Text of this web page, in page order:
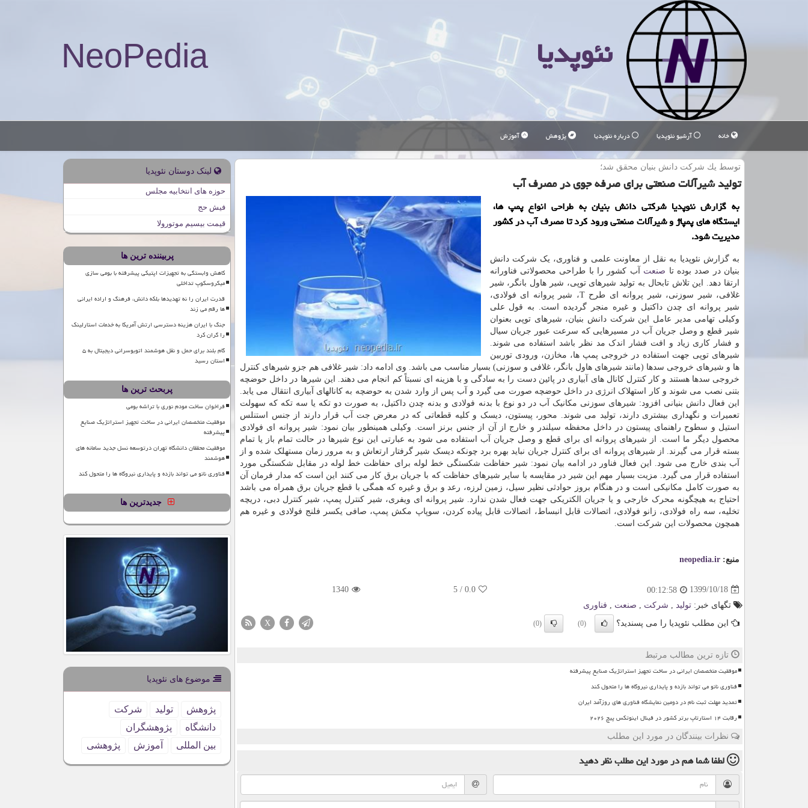
نئوپدیا NeoPedia
خانه آرشیو نئوپدیا درباره نئوپدیا پژوهش آموزش
توسط یك شركت دانش بنیان محقق شد؛
تولید شیرآلات صنعتی برای صرفه جوی در مصرف آب
به گزارش نئوپدیا شرکتی دانش بنیان به طراحی انواع پمپ ها،
ایستگاه های پمپاژ و شیرآلات صنعتی ورود کرد تا مصرف آب در کشور
مدیریت شود.
به گزارش نئوپدیا به نقل از معاونت علمی و فناوری، یک شرکت دانش
بنیان در صدد بوده تا صنعت آب کشور را با طراحی محصولاتی فناورانه
ارتقا دهد. این تلاش تابحال به تولید شیرهای توپی، شیر هاول بانگر، شیر
غلافی، شیر سوزنی، شیر پروانه ای طرح T، شیر پروانه ای فولادی،
شیر پروانه ای چدن داکتیل و غیره منجر گردیده است. به قول علی
وکیلی تهامی مدیر عامل این شرکت دانش بنیان، شیرهای توپی بعنوان
شیر قطع و وصل جریان آب در مسیرهایی که سرعت عبور جریان سیال
و فشار کاری زیاد و افت فشار اندک مد نظر باشد استفاده می شوند.
شیرهای توپی جهت استفاده در خروجی پمپ ها، مخازن، ورودی توربین
ها و شیرهای خروجی سدها (مانند شیرهای هاول بانگر، غلافی و سوزنی) بسیار مناسب می باشد. وی ادامه داد: شیر غلافی هم جزو شیرهای کنترل
خروجی سدها هستند و کار کنترل کانال های آبیاری در پائین دست را به سادگی و با هزینه ای نسبتاً کم انجام می دهند. این شیرها در داخل حوضچه
بتنی نصب می شوند و کار استهلاک انرژی در داخل حوضچه صورت می گیرد و آب پس از وارد شدن به حوضچه به کانالهای آبیاری انتقال می یابد.
این فعال دانش بنیانی افزود: شیرهای سوزنی مکانیک آب در دو نوع با بدنه فولادی و بدنه چدن داکتیل، به صورت دو تکه یا سه تکه که سهولت
تعمیرات و نگهداری بیشتری دارند، تولید می شوند. محور، پیستون، دیسک و کلیه قطعاتی که در معرض جت آب قرار دارند از جنس استنلس
استیل و سطوح راهنمای پیستون در داخل محفظه سیلندر و خارج از آن از جنس برنز است. وکیلی همینطور بیان نمود: شیر پروانه ای فولادی
محصول دیگر ما است. از شیرهای پروانه ای برای قطع و وصل جریان آب استفاده می شود به عبارتی این نوع شیرها در حالت تمام باز یا تمام
بسته قرار می گیرند. از شیرهای پروانه ای برای کنترل جریان نباید بهره برد چونکه دیسک شیر گرفتار ارتعاش و به مرور زمان مستهلک شده و از
آب بندی خارج می شود. این فعال فناور در ادامه بیان نمود: شیر حفاظت شکستگی خط لوله برای حفاظت خط لوله در مقابل شکستگی مورد
استفاده قرار می گیرد. مزیت بسیار مهم این شیر در مقایسه با سایر شیرهای حفاظت که با جریان برق کار می کنند این است که مدار فرمان آن
به صورت کامل مکانیکی است و در هنگام بروز حوادثی نظیر سیل، زمین لرزه، رعد و برق و غیره که همگی با قطع جریان برق همراه می باشد
احتیاج به هیچگونه محرک خارجی و یا جریان الکتریکی جهت فعال شدن ندارد. شیر پروانه ای ویفری، شیر کنترل پمپ، شیر کنترل دبی، دریچه
تخلیه، سه راه فولادی، زانو فولادی، اتصالات قابل انبساط، اتصالات قابل پیاده کردن، سوپاپ مکش پمپ، صافی یکسر فلنج فولادی و غیره هم
همچون محصولات این شرکت است.
منبع: neopedia.ir
1399/10/18
00:12:58
0.0
/
5
1340
تگهای خبر: تولید شركت صنعت
فناوری
این مطلب نئوپدیا را می پسندید؟
(0)
(0)
X
تازه ترین مطالب مرتبط
موفقیت متخصصان ایرانی در ساخت تجهیز استراتژیک صنایع پیشرفته
فناوری نانو می تواند بازده و پایداری نیروگاه ها را متحول کند
تمدید مهلت ثبت نام در دومین نمایشگاه فناوری های روزآمد ایران
رقابت ۱۴ استارتاپ برتر کشور در فینال اینوتکس پیچ ۲۰۲۶
نظرات بینندگان در مورد این مطلب
لطفا شما همدر مورد این مطلبنظر دهید
لینک دوستان نئوپدیا
حوزه های انتخابیه مجلس
فیش حج
قیمت بیسیم موتورولا
پربیننده ترین ها
کاهش وابستگی به تجهیزات اپتیکی پیشرفته با بومی سازی
میکروسکوپ تداخلی
قدرت ایران را نه تهدیدها بلکه دانش، فرهنگ و اراده ایرانی
ها رقم می زند
جنگ با ایران هزینه دسترسی ارتش آمریکا به خدمات استارلینک
را گران کرد
گام بلند برای حمل و نقل هوشمند اتوبوسرانی دیجیتال به ۵
استان رسید
پربحث ترین ها
فراخوان ساخت مودم نوری با تراشه بومی
موفقیت متخصصان ایرانی در ساخت تجهیز استراتژیک صنایع
پیشرفته
موفقیت محققان دانشگاه تهران درتوسعه نسل جدید سامانه های
هوشمند
فناوری نانو می تواند بازده و پایداری نیروگاه ها را متحول کند
جدیدترین ها
موضوع های نئوپدیا
پژوهش تولید
شركت
دانشگاه
پژوهشگران
بین المللی
آموزش پژوهشی